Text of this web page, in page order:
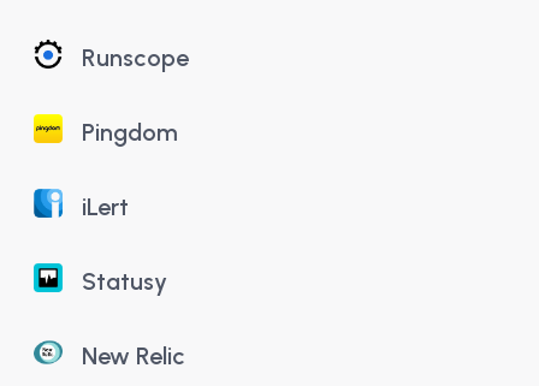
Runscope
Pingdom
iLert
Statusy
New Relic